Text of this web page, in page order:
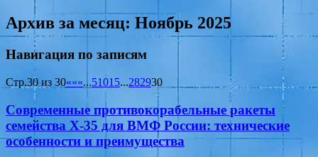
Архив за месяц: Ноябрь 2025
Навигация по записям
Стр.30 из 30«««...51015...282930
Современные противокорабельные ракеты
семейства Х-35 для ВМФ России: технические
особенности и преимущества